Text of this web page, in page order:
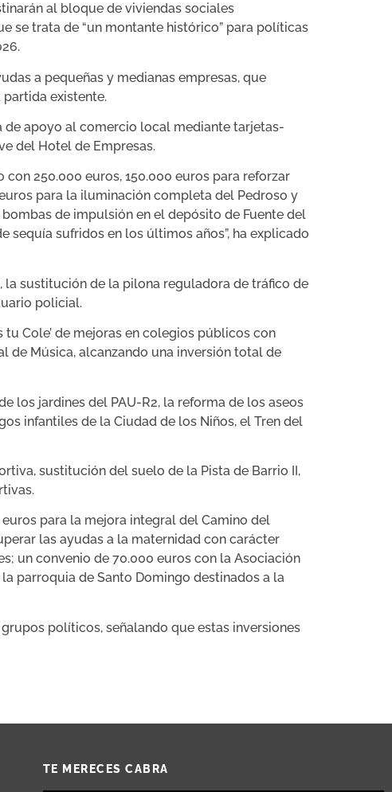
al bloque de viviendas sociales
se trata de “un montante histórico” para políticas
a pequeñas y medianas empresas, que
existente.
de apoyo al comercio local mediante tarjetas-
del Hotel de Empresas.
250.000 euros, 150.000 euros para reforzar
para la iluminación completa del Pedroso y
de impulsión en el depósito de Fuente del
sufridos en los últimos años”, ha explicado
la sustitución de la pilona reguladora de tráfico de
policial.
Cole’ de mejoras en colegios públicos con
de Música, alcanzando una inversión total de
los jardines del PAU-R2, la reforma de los aseos
infantiles de la Ciudad de los Niños, el Tren del
sustitución del suelo de la Pista de Barrio II,
para la mejora integral del Camino del
las ayudas a la maternidad con carácter
un convenio de 70.000 euros con la Asociación
parroquia de Santo Domingo destinados a la
políticos, señalando que estas inversiones
TE MERECES CABRA